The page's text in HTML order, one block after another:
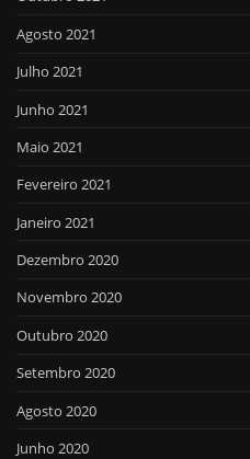
Agosto 2021
Julho 2021
Junho 2021
Maio 2021
Fevereiro 2021
Janeiro 2021
Dezembro 2020
Novembro 2020
Outubro 2020
Setembro 2020
Agosto 2020
Junho 2020